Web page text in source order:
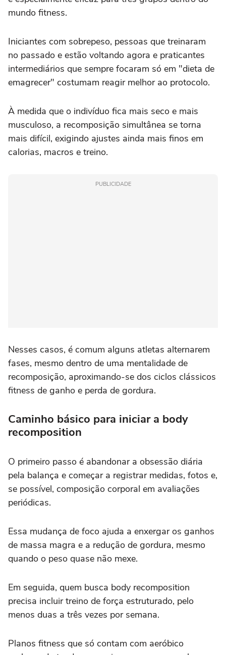
mundo fitness.
Iniciantes com sobrepeso, pessoas que treinaram
no passado e estão voltando agora e praticantes
intermediários que sempre focaram só em "dieta de
emagrecer" costumam reagir melhor ao protocolo.
À medida que o indivíduo fica mais seco e mais
musculoso, a recomposição simultânea se torna
mais difícil, exigindo ajustes ainda mais finos em
calorias, macros e treino.
PUBLICIDADE
Nesses casos, é comum alguns atletas alternarem
fases, mesmo dentro de uma mentalidade de
recomposição, aproximando-se dos ciclos clássicos
fitness de ganho e perda de gordura.
Caminho básico para iniciar a body
recomposition
O primeiro passo é abandonar a obsessão diária
pela balança e começar a registrar medidas, fotos e,
se possível, composição corporal em avaliações
periódicas.
Essa mudança de foco ajuda a enxergar os ganhos
de massa magra e a redução de gordura, mesmo
quando o peso quase não mexe.
Em seguida, quem busca body recomposition
precisa incluir treino de força estruturado, pelo
menos duas a três vezes por semana.
Planos fitness que só contam com aeróbico